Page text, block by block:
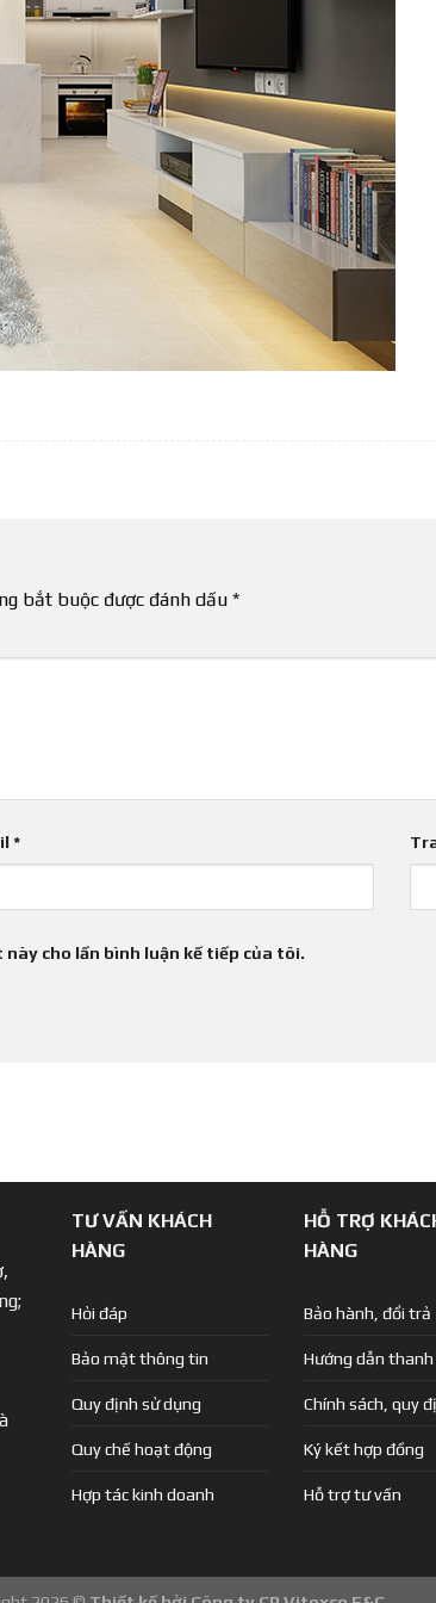
bắt buộc được đánh dấu *
*
cho lần bình luận kế tiếp của tôi.
TƯ VẤN KHÁCH
HÀNG
Hỏi đáp
Bảo mật thông tin
Quy định sử dụng
Quy chế hoạt động
Hợp tác kinh doanh
HỖ TRỢ
HÀNG
Bảo hành, đổi trả
Hướng dẫn
Chính sách, quy
Ký kết hợp đồng
Hỗ trợ tư vấn